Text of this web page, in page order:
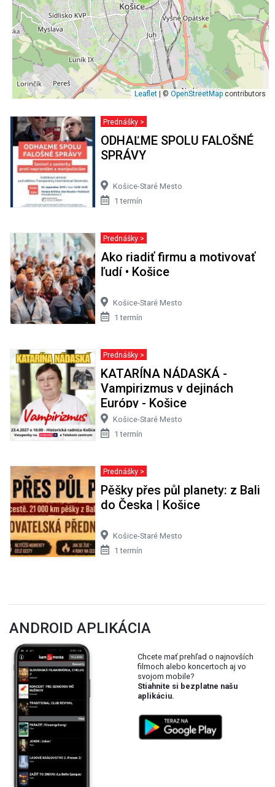
Leaflet | © OpenStreetMap contributors
Prednášky >
ODHAĽME SPOLU FALOŠNÉ
SPRÁVY
Košice-Staré Mesto
1 termín
Prednášky >
Ako riadiť firmu a motivovať
ľudí • Košice
Košice-Staré Mesto
1 termín
Prednášky >
KATARÍNA NÁDASKÁ -
Vampirizmus v dejinách
Európy - Košice
Košice-Staré Mesto
1 termín
Prednášky >
Pěšky přes půl planety: z Bali
do Česka | Košice
Košice-Staré Mesto
1 termín
ANDROID APLIKÁCIA
Chcete mať prehľad o najnovších
filmoch alebo koncertoch aj vo
svojom mobile?
Stiahnite si bezplatne našu
aplikáciu.